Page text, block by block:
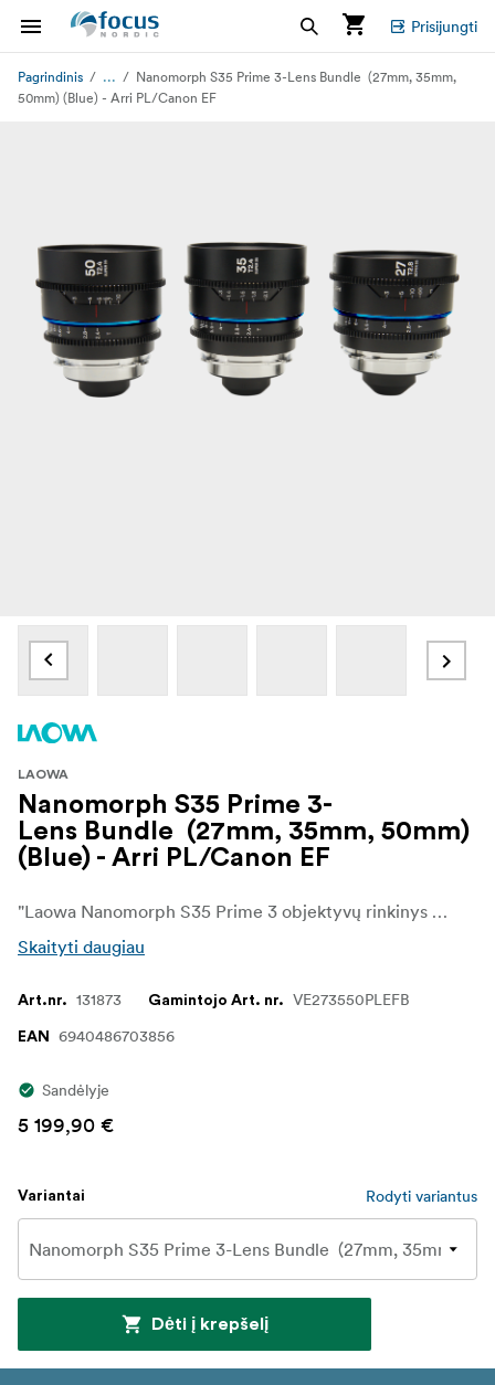
Prisijungti
Pagrindinis ...
Nanomorph S35 Prime 3-Lens Bundle (27mm, 35mm,
50mm) (Blue) - Arri PL/Canon EF
LAOWA
Nanomorph S35 Prime 3-
Lens Bundle (27mm, 35mm, 50mm)
(Blue) - Arri PL/Canon EF
"Laowa Nanomorph S35 Prime 3 objektyvų rinkinys (27 mm, 35 mm, 50 mm) (mėlynas) - tai universalus anamorfinių objektyvų rinkinys, skirtas "Super35" kino kameroms. Šie objektyvai, pasižymintys 1,5 karto anamorfiniu suspaudimu, sukuria tikrą kinematografinį plačiaekranį vaizdą su gražiai perteikiamu ovaliniu bokeh ir pailgintais horizontaliais blyksniais. Šis rinkinys apima platų židinio nuotolių diapazoną ir užtikrina lankstumą, reikalingą įvairiems filmavimo scenarijams - nuo plačių kadrų iki intymių, su personažais susijusių stambių planų.
Skaityti daugiau
Art.nr. 131873 Gamintojo Art. nr. VE273550PLEFB
EAN 6940486703856
Sandėlyje
5 199,90 €
Variantai Rodyti variantus
Dėti į krepšelį